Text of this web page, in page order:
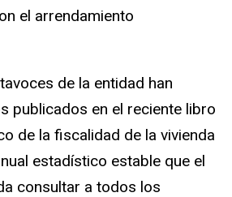
el arrendamiento
de la entidad han
publicados en el reciente libro
de la fiscalidad de la vivienda
estadístico estable que el
consultar a todos los